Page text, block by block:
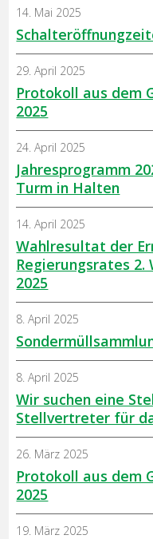
14. Mai 2025
Protokoll aus dem
2025
29. April 2025
Jahresprogramm
Turm in Halten
24. April 2025
Wahlresultat der
Regierungsrates 2.
2025
14. April 2025
8. April 2025
Wir suchen eine
Stellvertreter für
8. April 2025
Protokoll aus dem
2025
26. März 2025
19. März 2025